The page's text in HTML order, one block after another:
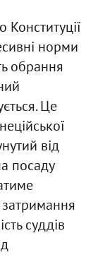
Конституції
норми
обрання
Це
від
посаду
суддів